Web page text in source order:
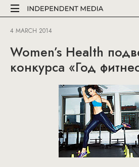
4 MARCH 2014
Women’s Health
конкурса «Год